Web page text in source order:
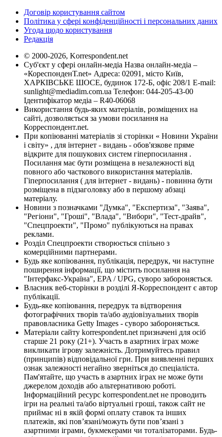
Договір користування сайтом
Політика у сфері конфіденційності і персональних даних
Угода щодо користування
Редакція
© 2000-2026, Korrespondent.net
Суб'єкт у сфері онлайн-медіа Назва онлайн-медіа –
«КореспонденТ.net» Адреса: 02091, місто Київ,
ХАРКІВСЬКЕ ШОСЕ, будинок 172-Б, офіс 208/1 E-mail:
sunlight@mediadim.com.ua Телефон: 044-205-43-00
Ідентифікатор медіа – R40-06068
Використання будь-яких матеріалів, розміщених на
сайті, дозволяється за умови посилання на
Корреспондент.net.
При копіюванні матеріалів зі сторінки « Новини України
і світу» , для інтернет - видань - обов'язкове пряме
відкрите для пошукових систем гіперпосилання .
Посилання має бути розміщена в незалежності від
повного або часткового використання матеріалів.
Гіперпосилання ( для інтернет - видань) - повинна бути
розміщена в підзаголовку або в першому абзаці
матеріалу.
Новини з позначками "Думка", "Експертиза", "Заява",
"Регіони", "Гроші", "Влада", "Вибори", "Тест-драйв",
"Спецпроекти", "Промо" публікуються на правах
реклами.
Розділ Спецпроекти створюється спільно з
комерційними партнерами.
Будь яке копіювання, публікація, передрук, чи наступне
поширення інформації, що містить посилання на
"Інтерфакс-Україна", EPA / UPG, суворо забороняється.
Власник веб-сторінки в розділі Я-Корреспондент є автор
публікації.
Будь-яке копіювання, передрук та відтворення
фотографічних творів та/або аудіовізуальних творів
правовласника Getty Images - суворо забороняється.
Матеріали сайту korrespondent.net призначені для осіб
старше 21 року (21+). Участь в азартних іграх може
викликати ігрову залежність. Дотримуйтесь правил
(принципів) відповідальної гри. При виявленні перших
ознак залежності негайно зверніться до спеціаліста.
Пам'ятайте, що участь в азартних іграх не може бути
джерелом доходів або альтернативою роботі.
Інформаційний ресурс korrespondent.net не проводить
ігри на реальні та/або віртуальні гроші, також сайт не
приймає ні в якій формі оплату ставок та інших
платежів, які пов’язані/можуть бути пов’язані з
азартними іграми, букмекерами чи тоталізаторами. Будь-